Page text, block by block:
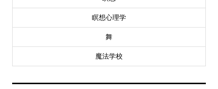
瞑想心理学
舞
魔法学校